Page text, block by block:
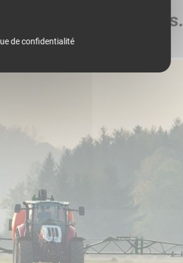
de vos parcelles.
de confidentialité